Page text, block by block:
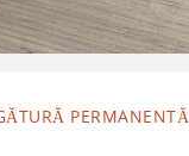
PERMANENTĂ